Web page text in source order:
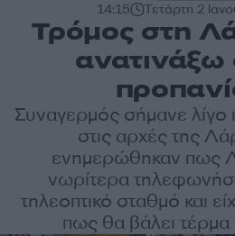
14:15 Τετάρτη 2
Τρόμος στη
ανατινάξω
Συναγερμός σήμανε λίγο
στις αρχές της
ενημερώθηκαν πως
νωρίτερα
τηλεοπτικό σταθμό και
πως θα βάλει